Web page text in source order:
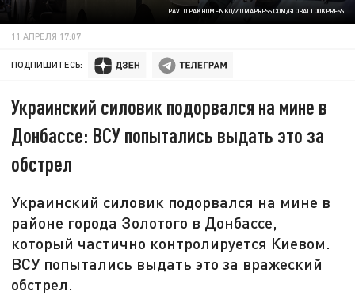
PAVLO PAKHOMENKO/ZUMAPRESS.COM/GLOBALLOOKPRESS
11 АПРЕЛЯ 17:07
ПОДПИШИТЕСЬ:
Украинский силовик подорвался на мине в
Донбассе: ВСУ попытались выдать это за
обстрел
Украинский силовик подорвался на мине в
районе города Золотого в Донбассе,
который частично контролируется Киевом.
ВСУ попытались выдать это за вражеский
обстрел.